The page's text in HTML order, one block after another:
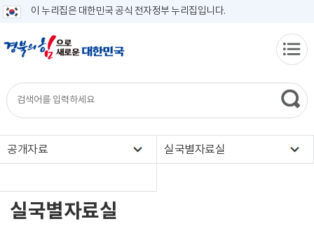
이 누리집은 대한민국 공식 전자정부 누리집입니다.
공개자료 실국별자료실
실국별자료실